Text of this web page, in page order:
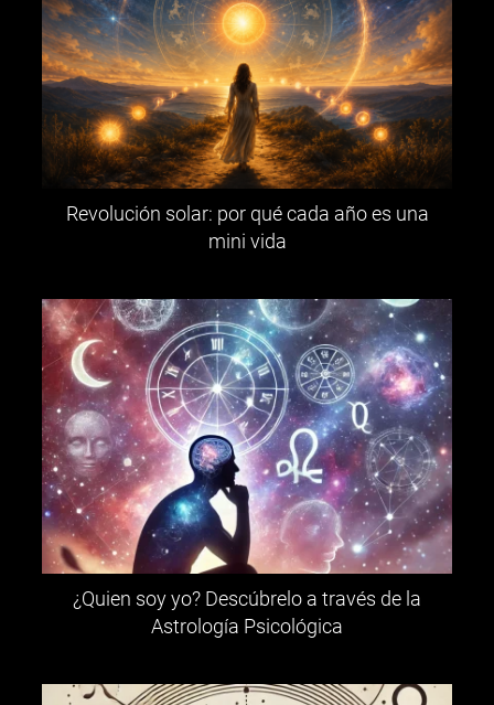
Revolución solar: por qué cada año es una
mini vida
¿Quien soy yo? Descúbrelo a través de la
Astrología Psicológica